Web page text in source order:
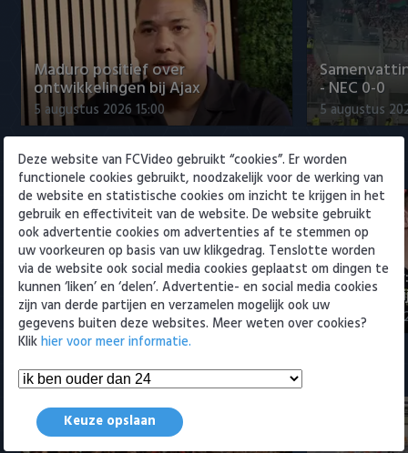
Maduro positief over
ontwikkelingen bij Ajax
5 augustus 2026 15:00
- NEC 0-0
5 augustus
Eredivisie
Maak kennis met Sami
Bouhoudane (Cambuur)
5 augustus 2026 20:45
Joris
Ahead te
5 augustus
Samenvattingen Eredivisie
Deze website van FCVideo gebruikt “cookies”. Er worden
functionele cookies gebruikt, noodzakelijk voor de werking van
de website en statistische cookies om inzicht te krijgen in het
gebruik en effectiviteit van de website. De website gebruikt
ook advertentie cookies om advertenties af te stemmen op
uw voorkeuren op basis van uw klikgedrag. Tenslotte worden
via de website ook social media cookies geplaatst om dingen te
kunnen ‘liken’ en ‘delen’. Advertentie- en social media cookies
zijn van derde partijen en verzamelen mogelijk ook uw
gegevens buiten deze websites. Meer weten over cookies?
Klikhier voor meer informatie.
Keuze opslaan